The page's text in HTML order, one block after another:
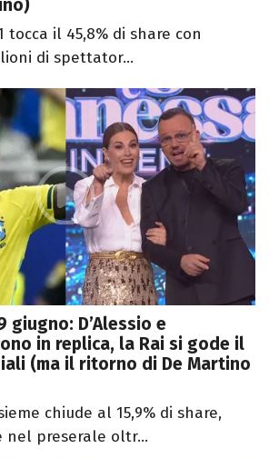
tocca il 45,8% di share con
di spettator...
D’Alessio e
in replica, la Rai si gode il
(ma il ritorno di De Martino
chiude al 15,9% di share,
nel preserale oltr...